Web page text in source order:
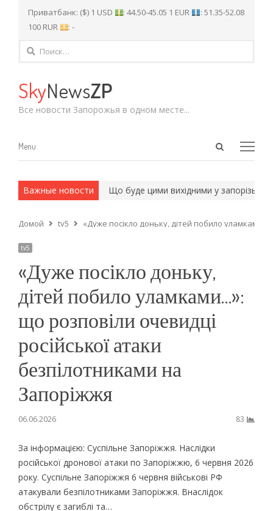
Приватбанк: ($) 1 USD : 44.50-45.05 1 EUR
: 51.35-52.08
100 RUR
: -
Найти:
SkyNewsZP
Все новости Запорожья в одном месте...
Open
Menu
Menu
Важные новости
и армейские методы. Що буде цими вихідними у запорізьких
Домой tv5 «Дуже посікло доньку, дітей побило
tv5
«Дуже посікло доньку,
дітей побило уламками…»:
що розповіли очевидці
російської атаки
безпілотниками на
Запоріжжя
06.06.2026 83
За інформацією: Суспільне Запоріжжя. Наслідки
російської дронової атаки по Запоріжжю, 6 червня 2026
року. Суспільне Запоріжжя 6 червня військові РФ
атакували безпілотниками Запоріжжя. Внаслідок
обстрілу є загиблі та…